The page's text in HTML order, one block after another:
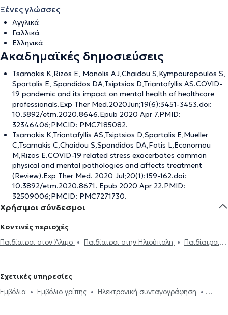
Ξένες γλώσσες
Αγγλικά
Γαλλικά
Ελληνικά
Ακαδημαϊκές δημοσιεύσεις
Tsamakis K,Rizos E, Manolis AJ,Chaidou S,Kympouropoulos S,
Spartalis E, Spandidos DA,Tsiptsios D,Triantafyllis AS.COVID-
19 pandemic and its impact on mental health of healthcare
professionals.Exp Ther Med.2020Jun;19(6):3451-3453.doi:
10.3892/etm.2020.8646.Epub 2020 Apr 7.PMID:
32346406;PMCID: PMC7185082.
Tsamakis K,Triantafyllis AS,Tsiptsios D,Spartalis E,Mueller
C,Tsamakis C,Chaidou S,Spandidos DA,Fotis L,Economou
M,Rizos E.COVID-19 related stress exacerbates common
physical and mental pathologies and affects treatment
(Review).Exp Ther Med. 2020 Jul;20(1):159-162.doi:
10.3892/etm.2020.8671. Epub 2020 Apr 22.PMID:
32509006;PMCID: PMC7271730.
Χρήσιμοι σύνδεσμοι
Κοντινές περιοχές
Παιδίατροι στον Άλιμο
Παιδίατροι στην Ηλιούπολη
Παιδίατροι
Παιδίατροι στη Νέα Σμύρνη
Παιδίατροι στην Αθήνα
Παιδίατροι στον Νέο Κόσμο
Παιδίατροι
Σχετικές υπηρεσίες
Εμβόλια
Εμβόλιο γρίπης
Ηλεκτρονική συνταγογράφηση